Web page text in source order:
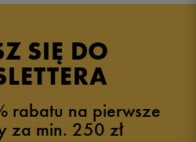
SIĘ DO
rabatu na pierwsze
za min. 250 zł